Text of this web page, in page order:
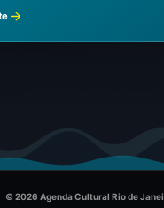
© 2026 Agenda Cultural Rio de